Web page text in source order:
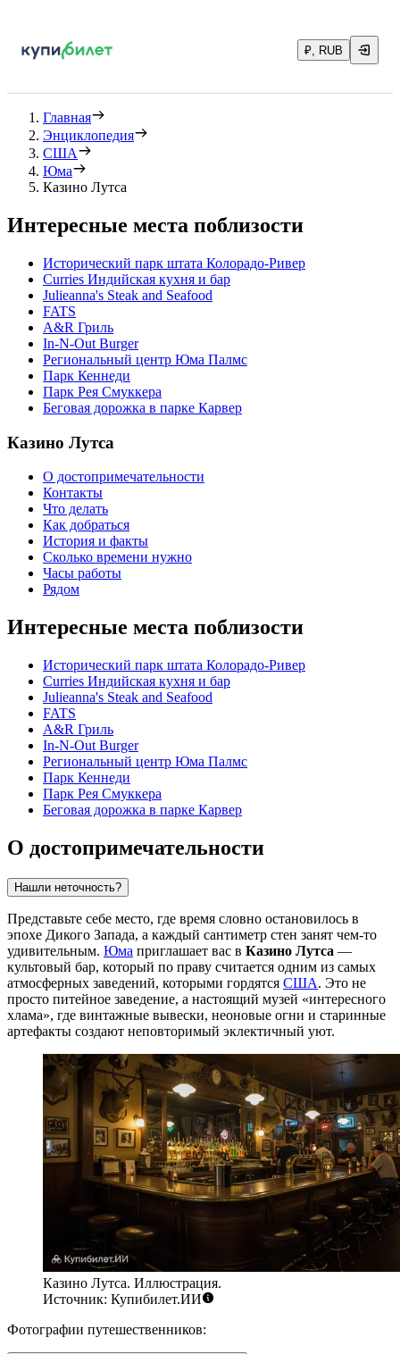
₽, RUB
Главная
Энциклопедия
США
Юма
Казино Лутса
Интересные места поблизости
Исторический парк штата Колорадо-Ривер
Curries Индийская кухня и бар
Julieanna's Steak and Seafood
FATS
A&R Гриль
In-N-Out Burger
Региональный центр Юма Палмс
Парк Кеннеди
Парк Рея Смуккера
Беговая дорожка в парке Карвер
Казино Лутса
О достопримечательности
Контакты
Что делать
Как добраться
История и факты
Сколько времени нужно
Часы работы
Рядом
Интересные места поблизости
Исторический парк штата Колорадо-Ривер
Curries Индийская кухня и бар
Julieanna's Steak and Seafood
FATS
A&R Гриль
In-N-Out Burger
Региональный центр Юма Палмс
Парк Кеннеди
Парк Рея Смуккера
Беговая дорожка в парке Карвер
О достопримечательности
Нашли неточность?
Представьте себе место, где время словно остановилось в
эпохе Дикого Запада, а каждый сантиметр стен занят чем-то
удивительным. Юма приглашает вас в Казино Лутса —
культовый бар, который по праву считается одним из самых
атмосферных заведений, которыми гордятся США. Это не
просто питейное заведение, а настоящий музей «интересного
хлама», где винтажные вывески, неоновые огни и старинные
артефакты создают неповторимый эклектичный уют.
Казино Лутса. Иллюстрация.
Источник: Купибилет.ИИ
Фотографии путешественников: